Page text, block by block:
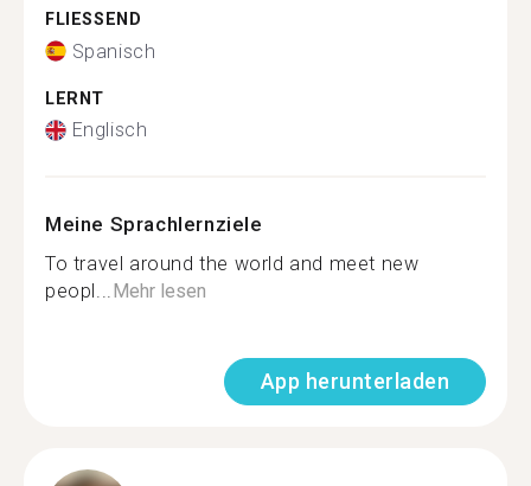
FLIESSEND
Spanisch
LERNT
Englisch
Meine Sprachlernziele
To travel around the world and meet new
peopl...Mehr lesen
App herunterladen